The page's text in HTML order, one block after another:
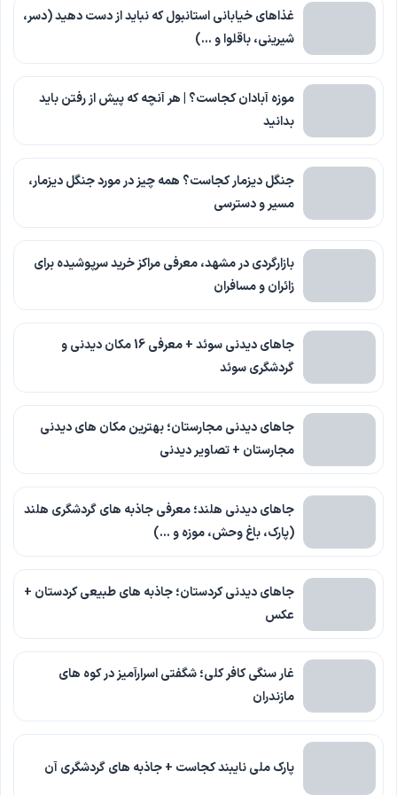
غذاهای خیابانی استانبول که نباید از دست دهید (دسر،
شیرینی، باقلوا و …)
موزه آبادان کجاست؟ | هر آنچه که پیش از رفتن باید
بدانید
جنگل دیزمار کجاست؟ همه چیز در مورد جنگل دیزمار،
مسیر و دسترسی
بازارگردی در مشهد، معرفی مراکز خرید سرپوشیده برای
زائران و مسافران
جاهای دیدنی سوئد + معرفی 16 مکان دیدنی و
گردشگری سوئد
جاهای دیدنی مجارستان؛ بهترین مکان های دیدنی
مجارستان + تصاویر دیدنی
جاهای دیدنی هلند؛ معرفی جاذبه های گردشگری هلند
(پارک، باغ وحش، موزه و …)
جاهای دیدنی کردستان؛ جاذبه های طبیعی کردستان +
عکس
غار سنگی کافر کلی؛ شگفتی اسرارآمیز در کوه های
مازندران
پارک ملی نایبند کجاست + جاذبه های گردشگری آن